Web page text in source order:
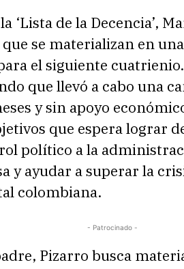
‘Lista de la Decencia’,
se materializan en
el siguiente
que llevó a cabo una
y sin apoyo
que espera lograr
político a la
y ayudar a superar la
colombiana.
- Patrocinado -
Pizarro busca